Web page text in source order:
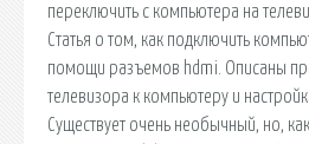
переключить с компьютера на
Статья о том, как подключить
помощи разъемов hdmi. Описаны
телевизора к компьютеру и
Существует очень необычный, но,